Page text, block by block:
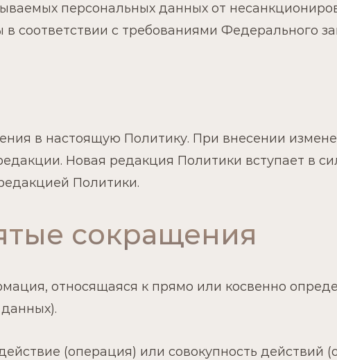
персональных данных от
соответствии с требованиями Федерального
в настоящую Политику. При внесении
Новая редакция Политики вступает в
Политики.
сокращения
относящаяся к прямо или косвенно
(операция) или совокупность действий